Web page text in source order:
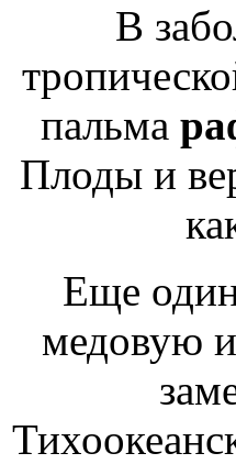
В
пальма
Плоды и
Еще
медовую